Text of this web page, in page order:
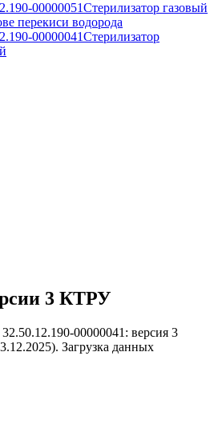
00000051Стерилизатор газовый
перекиси водорода
00000041Стерилизатор
3 КТРУ
00000041: версия 3
Загрузка данных